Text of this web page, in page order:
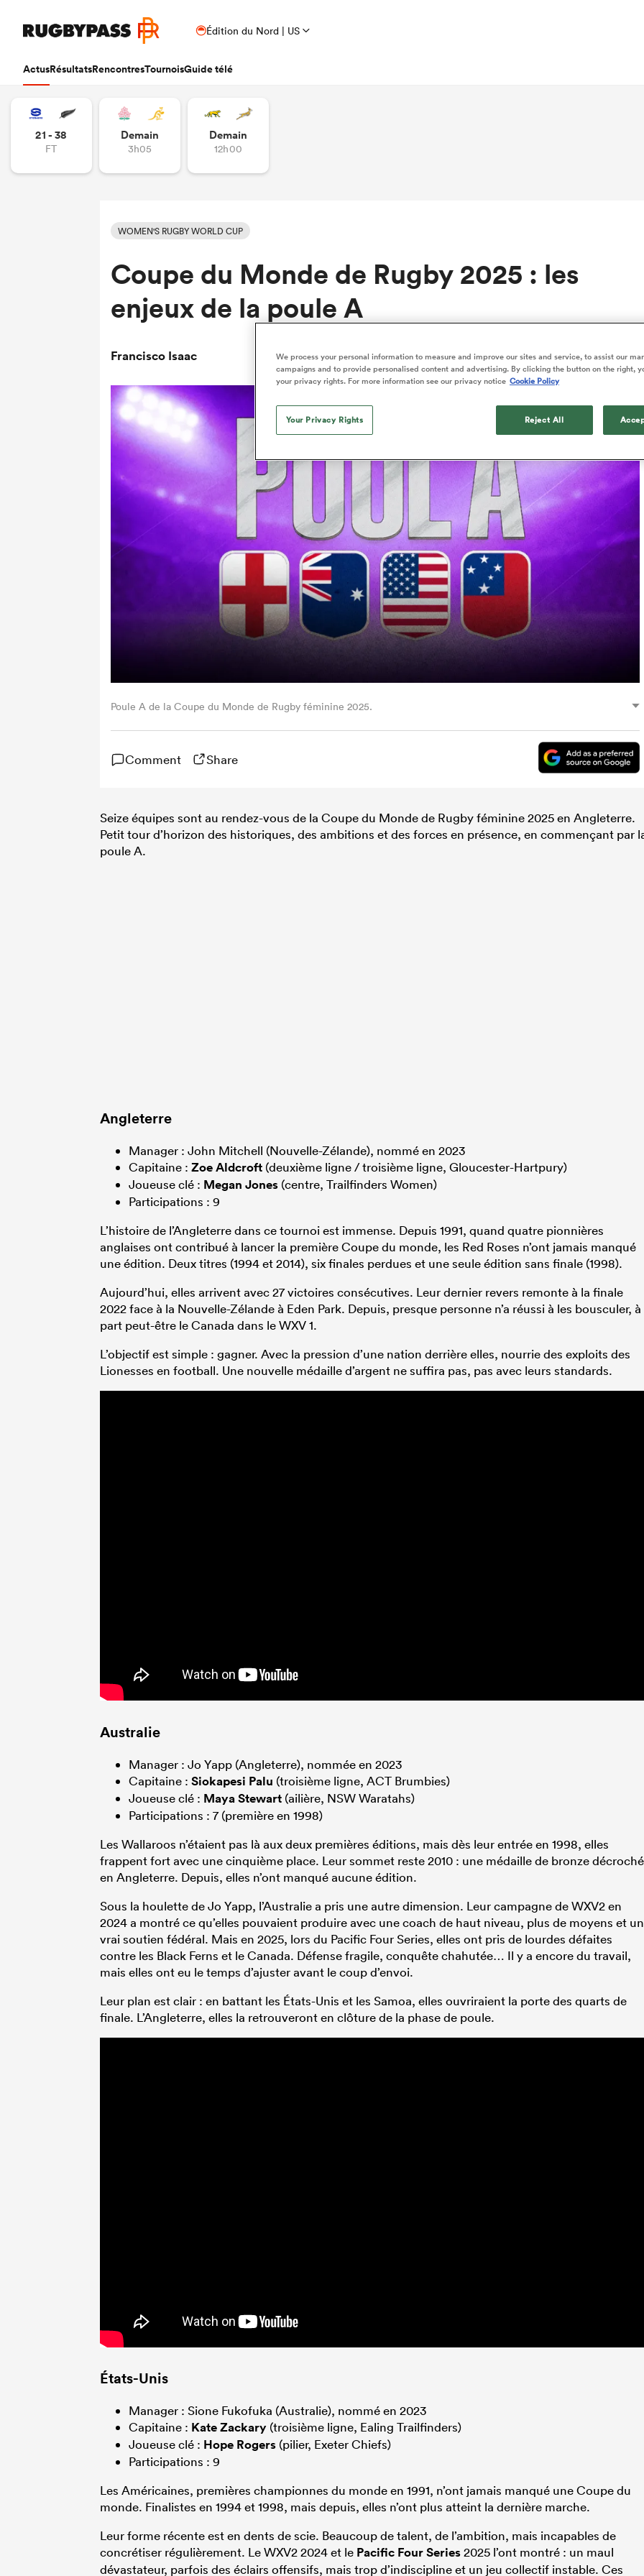
Édition du Nord | US
ActusRésultatsRencontresTournoisGuide télé
21 - 38
FT
Demain
3h05
Demain
12h00
WOMEN'S RUGBY WORLD CUP
Coupe du Monde de Rugby 2025 : les
enjeux de la poule A
Francisco Isaac
Updated: 22 August 2025 06:11 PDT
Poule A de la Coupe du Monde de Rugby féminine 2025.
Comment Share
Seize équipes sont au rendez-vous de la Coupe du Monde de Rugby féminine 2025 en Angleterre.
Petit tour d’horizon des historiques, des ambitions et des forces en présence, en commençant par
poule A.
Angleterre
Manager : John Mitchell (Nouvelle-Zélande), nommé en 2023
Capitaine : Zoe Aldcroft (deuxième ligne / troisième ligne, Gloucester-Hartpury)
Joueuse clé : Megan Jones (centre, Trailfinders Women)
Participations : 9
L’histoire de l’Angleterre dans ce tournoi est immense. Depuis 1991, quand quatre pionnières
anglaises ont contribué à lancer la première Coupe du monde, les Red Roses n’ont jamais manqué
une édition. Deux titres (1994 et 2014), six finales perdues et une seule édition sans finale (1998).
Aujourd’hui, elles arrivent avec 27 victoires consécutives. Leur dernier revers remonte à la finale
2022 face à la Nouvelle-Zélande à Eden Park. Depuis, presque personne n’a réussi à les bousculer, à
part peut-être le Canada dans le WXV 1.
L’objectif est simple : gagner. Avec la pression d’une nation derrière elles, nourrie des exploits des
Lionesses en football. Une nouvelle médaille d’argent ne suffira pas, pas avec leurs standards.
Australie
Manager : Jo Yapp (Angleterre), nommée en 2023
Capitaine : Siokapesi Palu (troisième ligne, ACT Brumbies)
Joueuse clé : Maya Stewart (ailière, NSW Waratahs)
Participations : 7 (première en 1998)
Les Wallaroos n’étaient pas là aux deux premières éditions, mais dès leur entrée en 1998, elles
frappent fort avec une cinquième place. Leur sommet reste 2010 : une médaille de bronze
en Angleterre. Depuis, elles n’ont manqué aucune édition.
Sous la houlette de Jo Yapp, l’Australie a pris une autre dimension. Leur campagne de WXV2 en
2024 a montré ce qu’elles pouvaient produire avec une coach de haut niveau, plus de moyens et un
vrai soutien fédéral. Mais en 2025, lors du Pacific Four Series, elles ont pris de lourdes défaites
contre les Black Ferns et le Canada. Défense fragile, conquête chahutée… Il y a encore du travail,
mais elles ont eu le temps d’ajuster avant le coup d’envoi.
Leur plan est clair : en battant les États-Unis et les Samoa, elles ouvriraient la porte des quarts de
finale. L’Angleterre, elles la retrouveront en clôture de la phase de poule.
États-Unis
Manager : Sione Fukofuka (Australie), nommé en 2023
Capitaine : Kate Zackary (troisième ligne, Ealing Trailfinders)
Joueuse clé : Hope Rogers (pilier, Exeter Chiefs)
Participations : 9
Les Américaines, premières championnes du monde en 1991, n’ont jamais manqué une Coupe du
monde. Finalistes en 1994 et 1998, mais depuis, elles n’ont plus atteint la dernière marche.
Leur forme récente est en dents de scie. Beaucoup de talent, de l’ambition, mais incapables de
concrétiser régulièrement. Le WXV2 2024 et le Pacific Four Series2025 l’ont montré : un maul
dévastateur, parfois des éclairs offensifs, mais trop d’indiscipline et un jeu collectif instable. Ces
We process your personal information to measure and improve our sites and service, to assist our
campaigns and to provide personalised content and advertising. By clicking the button on the right,
your privacy rights. For more information see our privacy notice Cookie Policy
Your Privacy Rights Reject All